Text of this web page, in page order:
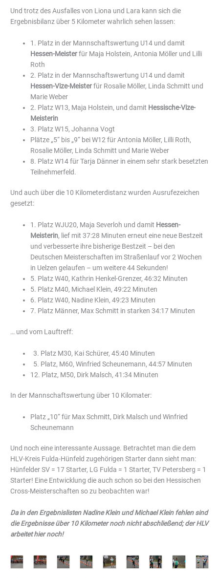
Und trotz des Ausfalles von Liona und Lara kann sich die
Ergebnisbilanz über 5 Kilometer wahrlich sehen lassen:
1. Platz in der Mannschaftswertung U14 und damit
Hessen-Meisterfür Maja Holstein, Antonia Möller und Lilli
Roth
2. Platz in der Mannschaftswertung U14 und damit
Hessen-Vize-Meisterfür Rosalie Möller, Linda Schmitt und
Marie Weber
2. Platz W13, Maja Holstein, und damit Hessische-Vize-
Meisterin
3. Platz W15, Johanna Vogt
Plätze „5“ bis „9“ bei W12 für Antonia Möller, Lilli Roth,
Rosalie Möller, Linda Schmitt und Marie Weber
8. Platz W14 für Tarja Dänner in einem sehr stark besetzten
Teilnehmerfeld.
Und auch über die 10 Kilometerdistanz wurden Ausrufezeichen
gesetzt:
1. Platz WJU20, Maja Severloh und damit Hessen-
Meisterin, lief mit 37:28 Minuten erneut eine neue Bestzeit
und verbesserte ihre bisherige Bestzeit – bei den
Deutschen Meisterschaften im Straßenlauf vor 2 Wochen
in Uelzen gelaufen – um weitere 44 Sekunden!
5. Platz W40, Kathrin Henkel-Grenzer, 46:32 Minuten
5. Platz M40, Michael Klein, 49:22 Minuten
6. Platz W40, Nadine Klein, 49:23 Minuten
7. Platz Männer, Max Schmitt in starken 34:17 Minuten
… und vom Lauftreff:
3. Platz M30, Kai Schürer, 45:40 Minuten
5. Platz, M60, Winfried Scheunemann, 44:57 Minuten
12. Platz, M50, Dirk Malsch, 41:34 Minuten
In der Mannschaftswertung über 10 Kilomater:
Platz „10“ für Max Schmitt, Dirk Malsch und Winfried
Scheunemann
Und noch eine interessante Aussage. Betrachtet man die dem
HLV-Kreis Fulda-Hünfeld zugehörigen Starter dann sieht man:
Hünfelder SV = 17 Starter, LG Fulda = 1 Starter, TV Petersberg = 1
Starter! Eine Entwicklung die auch schon so bei den Hessischen
Cross-Meisterschaften so zu beobachten war!
Da in den Ergebnislisten Nadine Klein und Michael Klein fehlen sind
die Ergebnisse über 10 Kilometer noch nicht abschließend; der HLV
arbeitet hier noch!